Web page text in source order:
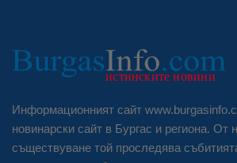
Информационният сайт
новинарски сайт в Бургас и региона. От
съществуване той проследява